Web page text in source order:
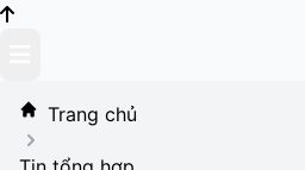
content
Trang chủ